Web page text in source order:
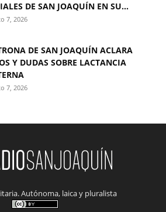
DE SAN JOAQUÍN EN SU...
7, 2026
DE SAN JOAQUÍN ACLARA
Y DUDAS SOBRE LACTANCIA
7, 2026
Autónoma, laica y pluralista